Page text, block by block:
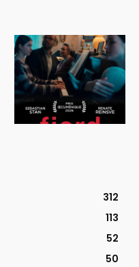
312
113
52
50